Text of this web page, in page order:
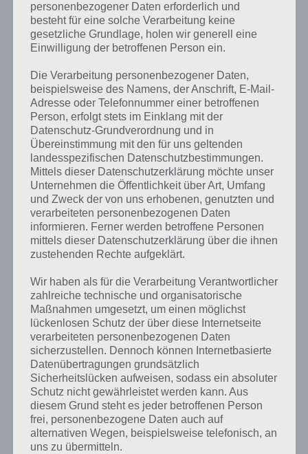
Einen Tipp, den ich in Bezug auf die Serien bei der Karriere geben
kann, ist sich die Saisons / Serien genau anzuschauen. Wie im
nachfolgenden Screenshot zu sehen ist eine Serie noch nicht
freigeschaltet sein. Um eine Saison zu entsperren, benötigst du
bspw. ein bestimmtes Fahrzeug oder musst eine entsprechende
Anzahl Sterne haben. Saisons solltest du jeweils auch versuchen
abzuschließen, falls das möglich ist. Manchmal kann man eine Saison
in Asphalt Xtreme nicht abschließen, wenn das Auto nicht zur
Verfügung steht oder ein Stern nicht zu erreichen ist, weil das
Fahrzeug noch geupgraded werden muss.
Schaue die Karriere genau an, manchmal ist eine
spätere Saison bereits freigeschaltet
personenbezogener Daten erforderlich und
besteht für eine solche Verarbeitung keine
gesetzliche Grundlage, holen wir generell eine
Einwilligung der betroffenen Person ein.
Die Verarbeitung personenbezogener Daten,
beispielsweise des Namens, der Anschrift, E-Mail-
Adresse oder Telefonnummer einer betroffenen
Person, erfolgt stets im Einklang mit der
Datenschutz-Grundverordnung und in
Übereinstimmung mit den für uns geltenden
landesspezifischen Datenschutzbestimmungen.
Mittels dieser Datenschutzerklärung möchte unser
Unternehmen die Öffentlichkeit über Art, Umfang
und Zweck der von uns erhobenen, genutzten und
verarbeiteten personenbezogenen Daten
informieren. Ferner werden betroffene Personen
mittels dieser Datenschutzerklärung über die ihnen
zustehenden Rechte aufgeklärt.
Wir haben als für die Verarbeitung Verantwortlicher
zahlreiche technische und organisatorische
Maßnahmen umgesetzt, um einen möglichst
lückenlosen Schutz der über diese Internetseite
verarbeiteten personenbezogenen Daten
sicherzustellen. Dennoch können Internetbasierte
Datenübertragungen grundsätzlich
Sicherheitslücken aufweisen, sodass ein absoluter
Schutz nicht gewährleistet werden kann. Aus
diesem Grund steht es jeder betroffenen Person
frei, personenbezogene Daten auch auf
alternativen Wegen, beispielsweise telefonisch, an
uns zu übermitteln.